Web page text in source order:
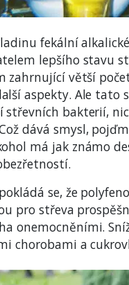
fekální
lepšího stavu
zahrnující větší
aspekty. Ale tato
střevních bakterií,
dává smysl,
má jak známo
se, že
pro střeva
onemocněními.
chorobami a